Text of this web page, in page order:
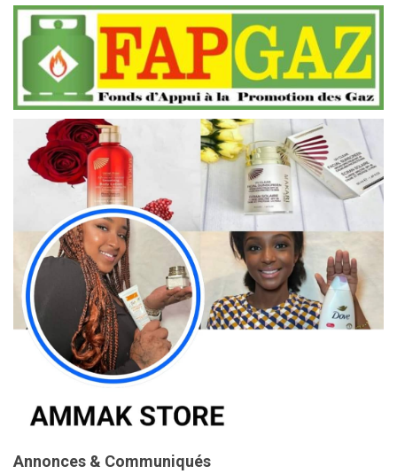
Annonces & Communiqués